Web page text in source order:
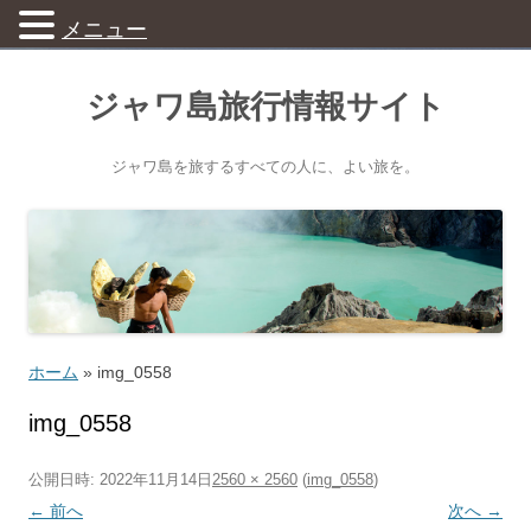
ジャワ島旅行情報サイト
ジャワ島を旅するすべての人に、よい旅を。
ホーム » img_0558
img_0558
公開日時: 2022年11月14日 2560 × 2560 (img_0558)
← 前へ 次へ →
メニュー